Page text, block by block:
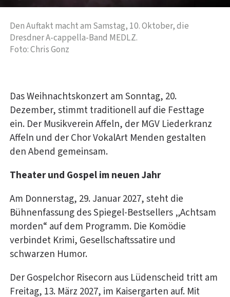
Den Auftakt macht am Samstag, 10. Oktober, die
Dresdner A-cappella-Band MEDLZ.
Foto: Chris Gonz
Das Weihnachtskonzert am Sonntag, 20.
Dezember, stimmt traditionell auf die Festtage
ein. Der Musikverein Affeln, der MGV Liederkranz
Affeln und der Chor VokalArt Menden gestalten
den Abend gemeinsam.
Theater und Gospel im neuen Jahr
Am Donnerstag, 29. Januar 2027, steht die
Bühnenfassung des Spiegel-Bestsellers „Achtsam
morden“ auf dem Programm. Die Komödie
verbindet Krimi, Gesellschaftssatire und
schwarzen Humor.
Der Gospelchor Risecorn aus Lüdenscheid tritt am
Freitag, 13. März 2027, im Kaisergarten auf. Mit